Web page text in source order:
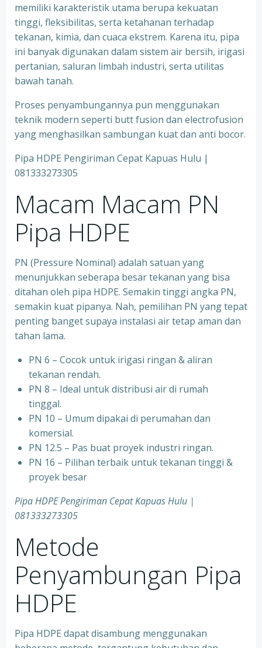
memiliki karakteristik utama berupa kekuatan
tinggi, fleksibilitas, serta ketahanan terhadap
tekanan, kimia, dan cuaca ekstrem. Karena itu, pipa
ini banyak digunakan dalam sistem air bersih, irigasi
pertanian, saluran limbah industri, serta utilitas
bawah tanah.
Proses penyambungannya pun menggunakan
teknik modern seperti butt fusion dan electrofusion
yang menghasilkan sambungan kuat dan anti bocor.
Pipa HDPE Pengiriman Cepat Kapuas Hulu |
081333273305
Macam Macam PN
Pipa HDPE
PN (Pressure Nominal) adalah satuan yang
menunjukkan seberapa besar tekanan yang bisa
ditahan oleh pipa HDPE. Semakin tinggi angka PN,
semakin kuat pipanya. Nah, pemilihan PN yang tepat
penting banget supaya instalasi air tetap aman dan
tahan lama.
PN 6 – Cocok untuk irigasi ringan & aliran
tekanan rendah.
PN 8 – Ideal untuk distribusi air di rumah
tinggal.
PN 10 – Umum dipakai di perumahan dan
komersial.
PN 12.5 – Pas buat proyek industri ringan.
PN 16 – Pilihan terbaik untuk tekanan tinggi &
proyek besar
Pipa HDPE Pengiriman Cepat Kapuas Hulu |
081333273305
Metode
Penyambungan Pipa
HDPE
Pipa HDPE dapat disambung menggunakan